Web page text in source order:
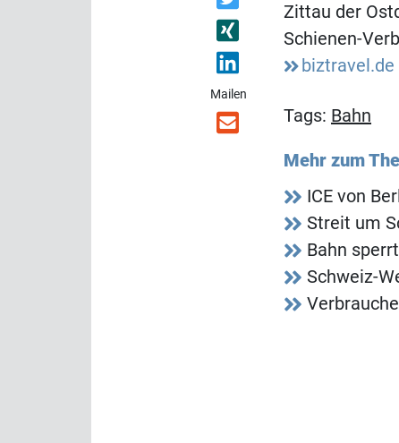
Mailen
Zittau der
Schienen-
biztravel.de
Tags: Bahn
Mehr zum
ICE von
Streit um
Bahn
Schweiz-